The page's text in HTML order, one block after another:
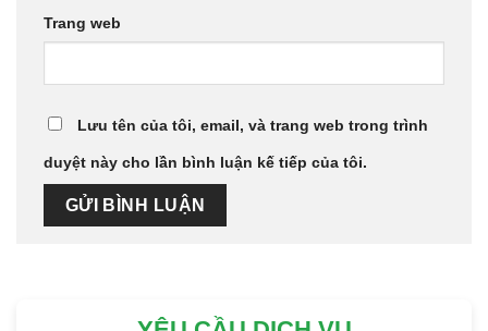
Trang web
Lưu tên của tôi, email, và trang web trong trình
duyệt này cho lần bình luận kế tiếp của tôi.